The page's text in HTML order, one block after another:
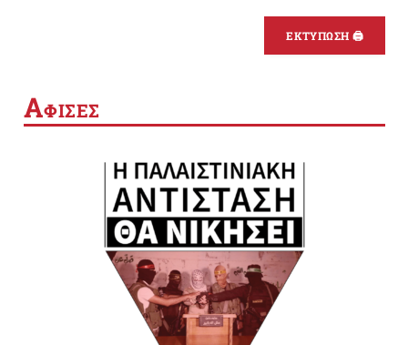
ΕΚΤΥΠΩΣΗ 🖨
ΑΦΙΣΕΣ